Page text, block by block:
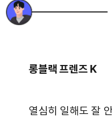
롱블랙 프렌즈 K
열심히 일해도 잘